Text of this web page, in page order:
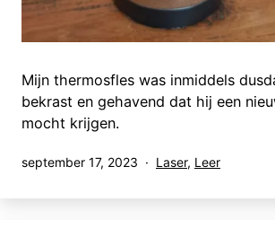
Mijn thermosfles was inmiddels
bekrast en gehavend dat hij een
mocht krijgen.
Gepubliceerd
september 17, 2023
Gecategoriseerd
Laser, Leer